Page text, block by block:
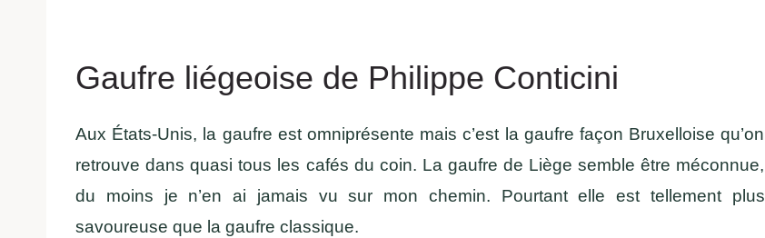
Gaufre liégeoise de Philippe Conticini
Aux États-Unis, la gaufre est omniprésente mais c’est la gaufre façon Bruxelloise qu’on
retrouve dans quasi tous les cafés du coin. La gaufre de Liège semble être méconnue,
du moins je n’en ai jamais vu sur mon chemin. Pourtant elle est tellement plus
savoureuse que la gaufre classique.